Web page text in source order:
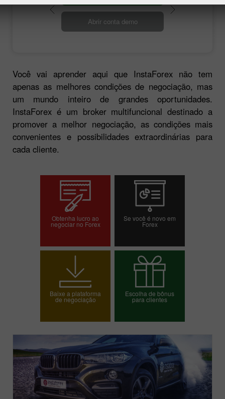
Abrir conta demo
Você vai aprender aqui que InstaForex não tem
apenas as melhores condições de negociação, mas
um mundo inteiro de grandes oportunidades.
InstaForex é um broker multifuncional destinado a
promover a melhor negociação, as condições mais
convenientes e possibilidades extraordinárias para
cada cliente.
Obtenha lucro ao
negociar no Forex
negociação
Se você é novo em
Forex
Abrir conta demo
Baixe a plataforma
de negociação
Escolha de bônus
para clientes
Escolha o seu bônus